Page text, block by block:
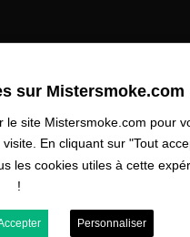
sur Mistersmoke.com
le site Mistersmoke.com pour
En cliquant sur "Tout
les cookies utiles à cette
!
Personnaliser